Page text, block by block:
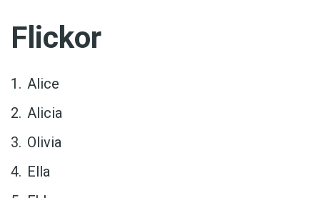
Flickor
Alice
Alicia
Olivia
Ella